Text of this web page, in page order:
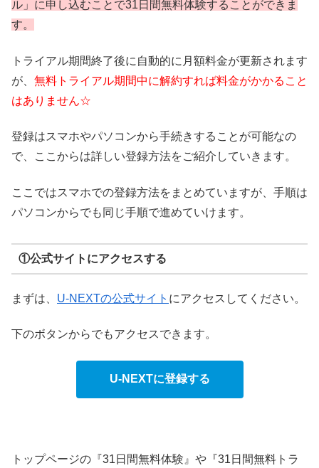
ル」に申し込むことで31日間無料体験することができま
す。
トライアル期間終了後に自動的に月額料金が更新されます
が、 無料トライアル期間中に解約すれば料金がかかること
はありません☆
登録はスマホやパソコンから手続きすることが可能なの
で、ここからは詳しい登録方法をご紹介していきます。
ここではスマホでの登録方法をまとめていますが、手順は
パソコンからでも同じ手順で進めていけます。
①公式サイトにアクセスする
まずは、 U-NEXTの公式サイト にアクセスしてください。
下のボタンからでもアクセスできます。
U-NEXTに登録する
トップページの『31日間無料体験』や『31日間無料トラ